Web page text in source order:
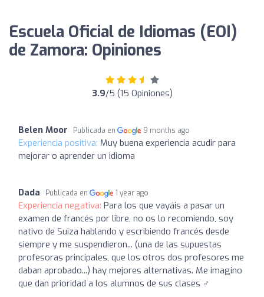
Escuela Oficial de Idiomas (EOI)
de Zamora: Opiniones
3.9/5 (15 Opiniones)
Belen Moor Publicada en 9 months ago
Experiencia positiva: Muy buena experiencia acudir para
mejorar o aprender un idioma
Dada Publicada en 1 year ago
Experiencia negativa: Para los que vayáis a pasar un
examen de francés por libre, no os lo recomiendo, soy
nativo de Suiza hablando y escribiendo francés desde
siempre y me suspendieron... (una de las supuestas
profesoras principales, que los otros dos profesores me
daban aprobado...) hay mejores alternativas. Me imagino
que dan prioridad a los alumnos de sus clases ‍♂️